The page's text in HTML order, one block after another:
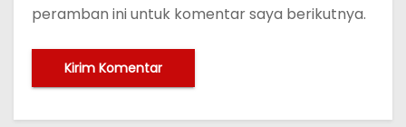
peramban ini untuk komentar saya berikutnya.